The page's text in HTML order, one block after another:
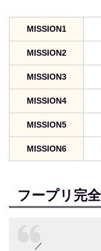
MISSION1
MISSION2
MISSION3
MISSION4
MISSION5
MISSION6
フープリ完
／